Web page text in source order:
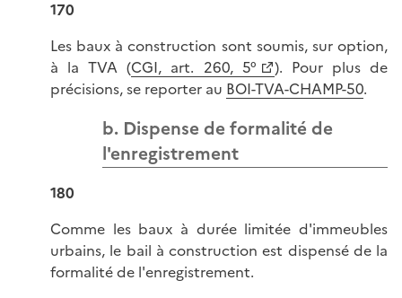
170
Les baux à construction sont soumis, sur option,
à la TVA (CGI, art. 260, 5°
). Pour plus de
précisions, se reporter au BOI-TVA-CHAMP-50.
b. Dispense de formalité de
l'enregistrement
180
Comme les baux à durée limitée d'immeubles
urbains, le bail à construction est dispensé de la
formalité de l'enregistrement.